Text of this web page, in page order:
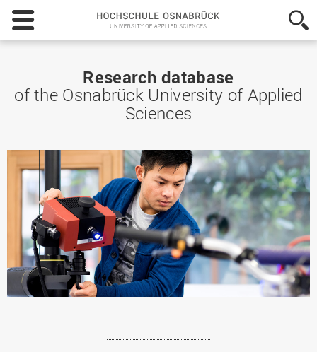
Hochschule
Osnabrück
-
Sciences
Research database
of the Osnabrück University of Applied
Sciences